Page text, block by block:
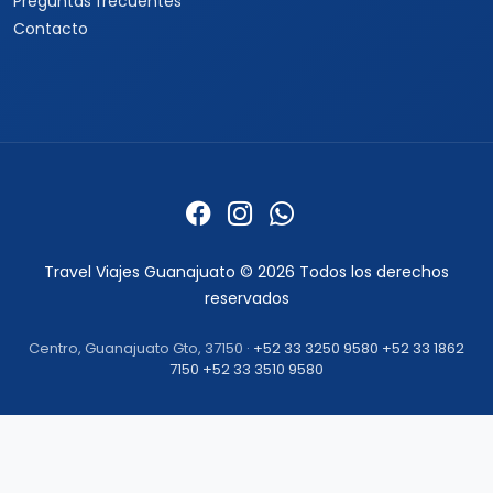
Informacion
Politicas de cancelacion